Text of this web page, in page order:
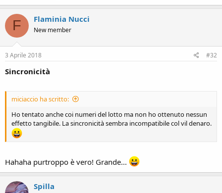
F Flaminia Nucci
New member
3 Aprile 2018 #32
Sincronicità
miciaccio ha scritto:
Ho tentato anche coi numeri del lotto ma non ho ottenuto nessun
effetto tangibile. La sincronicità sembra incompatibile col vil denaro.
Hahaha purtroppo è vero! Grande...
Spilla